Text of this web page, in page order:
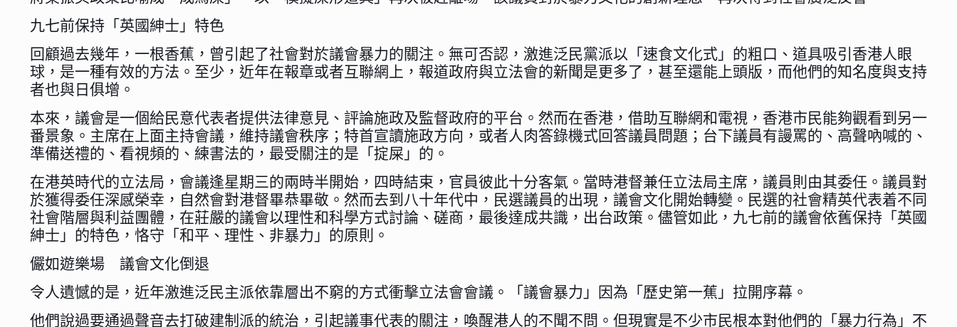
九七前保持「英國紳士」特色
回顧過去幾年，一根香蕉，曾引起了社會對於議會暴力的關注。無可否認，激進泛民黨派以「速食文化式」的粗口、道具吸引香港人眼
球，是一種有效的方法。至少，近年在報章或者互聯網上，報道政府與立法會的新聞是更多了，甚至還能上頭版，而他們的知名度與支持
者也與日俱增。
本來，議會是一個給民意代表者提供法律意見、評論施政及監督政府的平台。然而在香港，借助互聯網和電視，香港市民能夠觀看到另一
番景象。主席在上面主持會議，維持議會秩序；特首宣讀施政方向，或者人肉答錄機式回答議員問題；台下議員有謾罵的、高聲吶喊的、
準備送禮的、看視頻的、練書法的，最受關注的是「掟屎」的。
在港英時代的立法局，會議逢星期三的兩時半開始，四時結束，官員彼此十分客氣。當時港督兼任立法局主席，議員則由其委任。議員對
於獲得委任深感榮幸，自然會對港督畢恭畢敬。然而去到八十年代中，民選議員的出現，議會文化開始轉變。民選的社會精英代表着不同
社會階層與利益團體，在莊嚴的議會以理性和科學方式討論、磋商，最後達成共識，出台政策。儘管如此，九七前的議會依舊保持「英國
紳士」的特色，恪守「和平、理性、非暴力」的原則。
儼如遊樂場 議會文化倒退
令人遺憾的是，近年激進泛民主派依靠層出不窮的方式衝擊立法會會議。「議會暴力」因為「歷史第一蕉」拉開序幕。
他們說過要通過聲音去打破建制派的統治，引起議事代表的關注，喚醒港人的不聞不問。但現實是不少市民根本對他們的「暴力行為」不